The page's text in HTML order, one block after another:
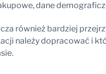
dane
również bardziej
należy dopracować i